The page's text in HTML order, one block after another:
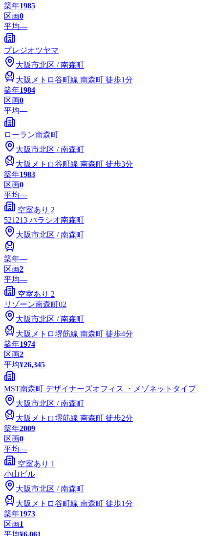
築年1985
区画0
平均—
プレジオツヤマ
大阪市北区 /南森町
大阪メトロ谷町線 南森町 徒歩1分
築年1984
区画0
平均—
ローラン南森町
大阪市北区 /南森町
大阪メトロ谷町線 南森町 徒歩3分
築年1983
区画0
平均—
空室あり 2
521213 パラシオ南森町
大阪市北区 /南森町
築年―
区画2
平均—
空室あり 2
リゾーン南森町02
大阪市北区 /南森町
大阪メトロ堺筋線 南森町 徒歩4分
築年1974
区画2
平均¥26,345
MST南森町 デザイナーズオフィス ・メゾネットタイプ
大阪市北区 /南森町
大阪メトロ堺筋線 南森町 徒歩2分
築年2009
区画0
平均—
空室あり 1
小山ビル
大阪市北区 /南森町
大阪メトロ谷町線 南森町 徒歩1分
築年1973
区画1
平均¥6,061